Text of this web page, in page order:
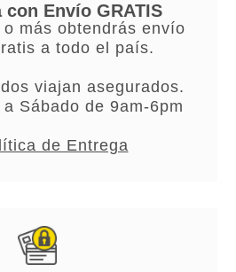
con Envío GRATIS
más obtendrás envío
a todo el país.
viajan asegurados.
Sábado de 9am-6pm
de Entrega